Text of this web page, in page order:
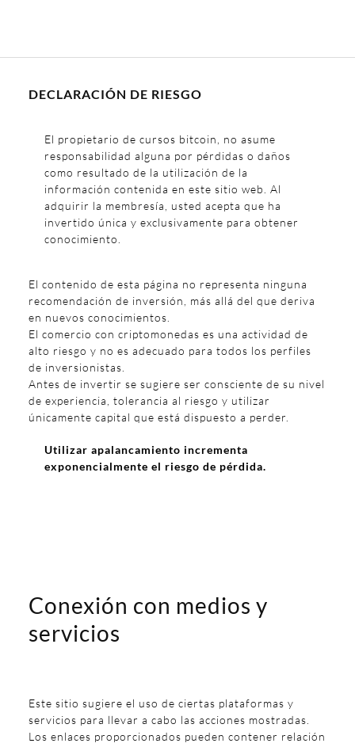
DECLARACIÓN DE RIESGO
El propietario de cursos bitcoin, no asume
responsabilidad alguna por pérdidas o daños
como resultado de la utilización de la
información contenida en este sitio web. Al
adquirir la membresía, usted acepta que ha
invertido única y exclusivamente para obtener
conocimiento.
El contenido de esta página no representa ninguna
recomendación de inversión, más allá del que deriva
en nuevos conocimientos.
El comercio con criptomonedas es una actividad de
alto riesgo y no es adecuado para todos los perfiles
de inversionistas.
Antes de invertir se sugiere ser consciente de su nivel
de experiencia, tolerancia al riesgo y utilizar
únicamente capital que está dispuesto a perder.
Utilizar apalancamiento incrementa
exponencialmente el riesgo de pérdida.
Conexión con medios y
servicios
Este sitio sugiere el uso de ciertas plataformas y
servicios para llevar a cabo las acciones mostradas.
Los enlaces proporcionados pueden contener relación